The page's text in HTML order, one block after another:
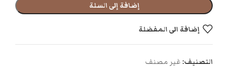
إضافة إلى السلة
إضافة الى المفضلة
التصنيف: غير مصنف